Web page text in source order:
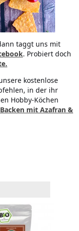
taggt uns mit
. Probiert doch
kostenlose
in der ihr
Hobby-Köchen
mit Azafran &